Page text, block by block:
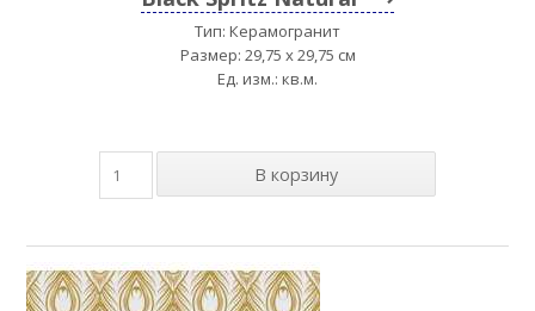
Тип: Керамогранит
Размер: 29,75 x 29,75 см
Ед. изм.: кв.м.